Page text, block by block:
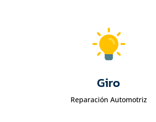
Giro
Reparación Automotriz